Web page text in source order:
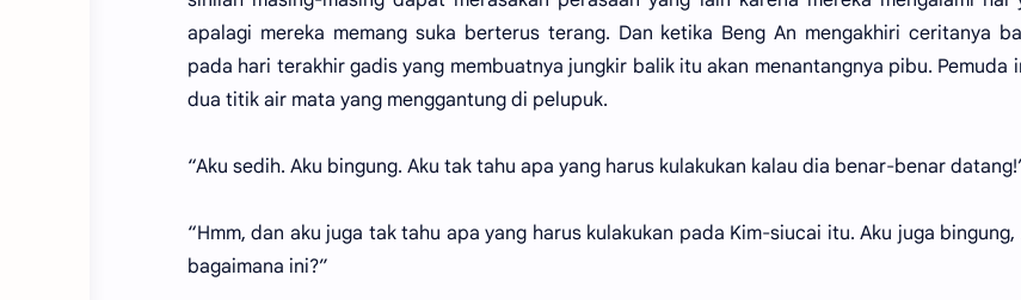
apalagi mereka memang suka berterus terang. Dan ketika Beng An mengakhiri ceritanya
pada hari terakhir gadis yang membuatnya jungkir balik itu akan menantangnya pibu. Pemuda
dua titik air mata yang menggantung di pelupuk.
“Aku sedih. Aku bingung. Aku tak tahu apa yang harus kulakukan kalau dia benar-benar
“Hmm, dan aku juga tak tahu apa yang harus kulakukan pada Kim-siucai itu. Aku juga bingung,
bagaimana ini?”